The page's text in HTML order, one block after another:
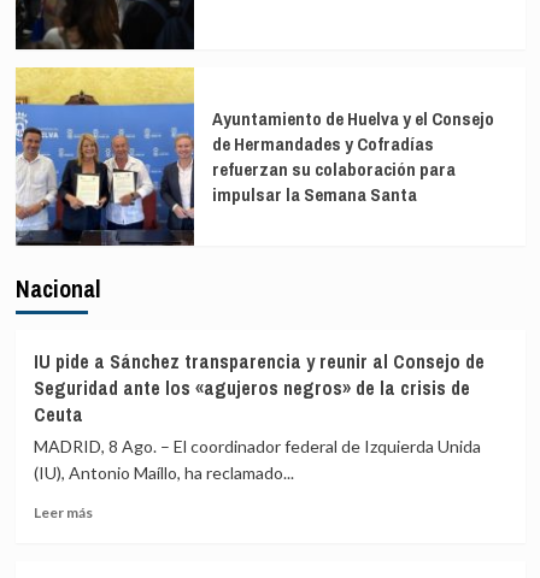
Ayuntamiento de Huelva y el Consejo
de Hermandades y Cofradías
refuerzan su colaboración para
impulsar la Semana Santa
Nacional
IU pide a Sánchez transparencia y reunir al Consejo de
Seguridad ante los «agujeros negros» de la crisis de
Ceuta
MADRID, 8 Ago. – El coordinador federal de Izquierda Unida
(IU), Antonio Maíllo, ha reclamado...
Leer másLeer